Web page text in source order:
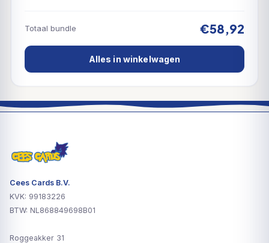
Totaal bundle €58,92
Alles in winkelwagen
Cees Cards B.V.
KVK: 99183226
BTW: NL868849698B01
Roggeakker 31